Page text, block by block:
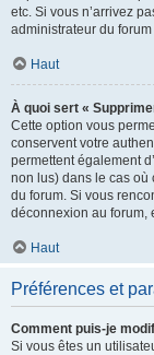
etc. Si vous n’arrivez
administrateur du
Haut
À quoi sert «
Cette option vous
conservent votre
permettent également
non lus) dans le cas où
du forum. Si vous
déconnexion au forum,
Haut
Préférences et
Comment puis-je
Si vous êtes un